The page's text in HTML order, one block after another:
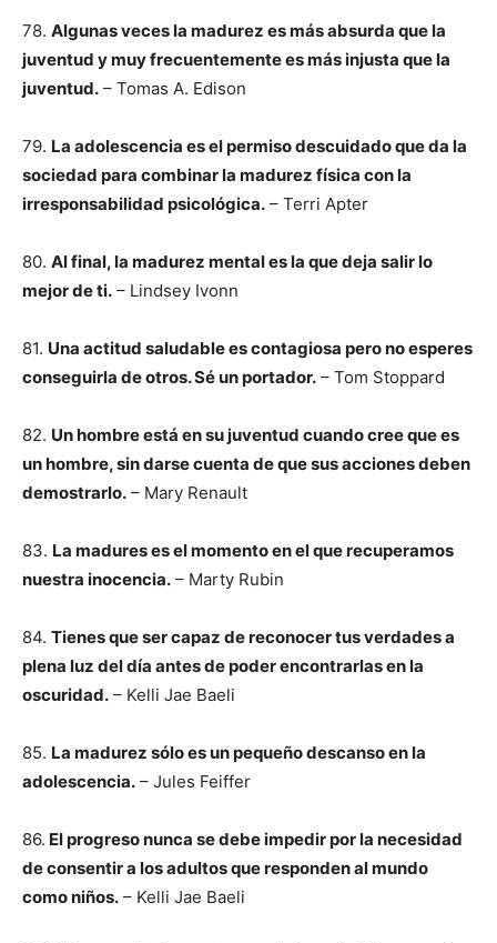
78. Algunas veces la madurez es más absurda que la
juventud y muy frecuentemente es más injusta que la
juventud. – Tomas A. Edison
79. La adolescencia es el permiso descuidado que da la
sociedad para combinar la madurez física con la
irresponsabilidad psicológica. – Terri Apter
80. Al final, la madurez mental es la que deja salir lo
mejor de ti. – Lindsey Ivonn
81. Una actitud saludable es contagiosa pero no esperes
conseguirla de otros. Sé un portador. – Tom Stoppard
82. Un hombre está en su juventud cuando cree que es
un hombre, sin darse cuenta de que sus acciones deben
demostrarlo. – Mary Renault
83. La madures es el momento en el que recuperamos
nuestra inocencia. – Marty Rubin
84. Tienes que ser capaz de reconocer tus verdades a
plena luz del día antes de poder encontrarlas en la
oscuridad. – Kelli Jae Baeli
85. La madurez sólo es un pequeño descanso en la
adolescencia. – Jules Feiffer
86. El progreso nunca se debe impedir por la necesidad
de consentir a los adultos que responden al mundo
como niños. – Kelli Jae Baeli